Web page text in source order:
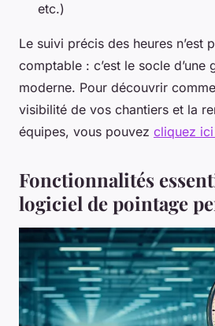
etc.)
Le suivi précis des heures n’est
comptable : c’est le socle d’une
moderne. Pour découvrir
visibilité de vos chantiers et la
équipes, vous pouvez cliquez
Fonctionnalités
logiciel de pointage